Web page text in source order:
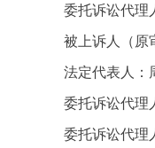
委托诉讼代理
被上诉人（原
法定代表人：
委托诉讼代理
委托诉讼代理